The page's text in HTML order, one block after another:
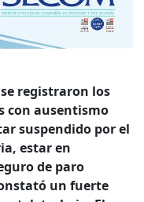
registraron los
con ausentismo
suspendido por el
estar en
de paro
un fuerte